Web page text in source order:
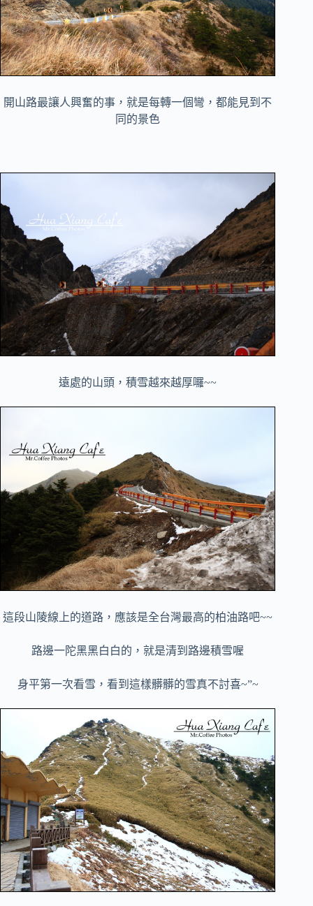
開山路最讓人興奮的事，就是每轉一個彎，都能見到不
同的景色
遠處的山頭，積雪越來越厚囉~~
這段山陵線上的道路，應該是全台灣最高的柏油路吧~~
路邊一陀黑黑白白的，就是清到路邊積雪喔
身平第一次看雪，看到這樣髒髒的雪真不討喜~”~